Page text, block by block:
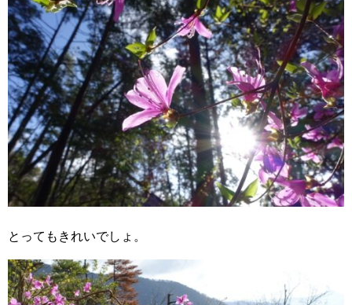
とってもきれいでしょ。